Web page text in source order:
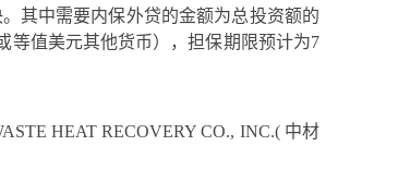
其中需要内保外贷的金额为总投资额的
等值美元其他货币），担保期限预计为7
HEAT RECOVERY CO., INC.( 中材